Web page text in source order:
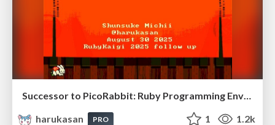
harukasan
PRO 1 1.2k